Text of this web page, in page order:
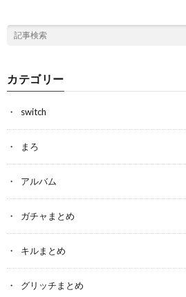
カテゴリー
switch
まろ
アルバム
ガチャまとめ
キルまとめ
グリッチまとめ